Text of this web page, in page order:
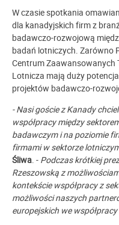
W czasie spotkania
dla kanadyjskich firm z
badawczo-rozwojową
badań lotniczych. Zarówno
Centrum Zaawansowanych
Lotnicza mają duży
projektów badawczo-
- Nasi goście z Kanady
współpracy między
badawczym i na poziomie
firmami w sektorze
Śliwa. - Podczas krótkiej
Rzeszowską z
kontekście współpracy z
możliwości naszych
europejskich we